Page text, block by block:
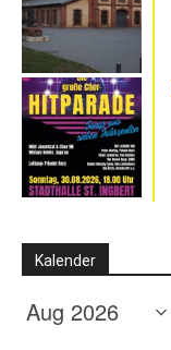
Kalender